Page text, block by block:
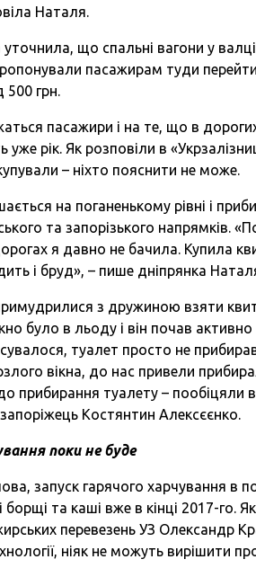
Наталя.
уточнила, що спальні вагони у
пасажирам туди
500 грн.
пасажири і на те, що в
уже рік. Як розповіли в
– ніхто пояснити не може.
на поганенькому рівні і
та запорізького напрямків.
я давно не бачила. Купила
і бруд», – пише дніпрянка
з дружиною взяти
було в льоду і він почав
туалет просто не
вікна, до нас привели
прибирання туалету – пообіцяли
Костянтин Алексєєнко.
поки не буде
запуск гарячого харчування в
борщі та каші вже в кінці 2017-го.
перевезень УЗ Олександр
ніяк не можуть вирішити